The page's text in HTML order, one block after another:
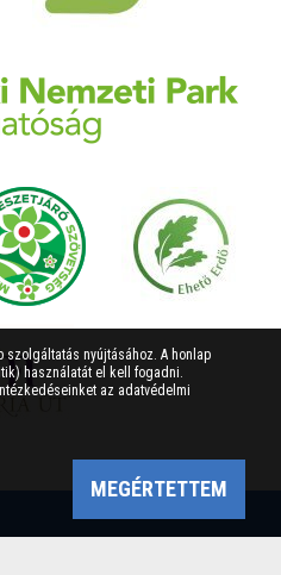
nyújtásához. A honlap
használatát el kell fogadni.
az adatvédelmi
MEGÉRTETTEM